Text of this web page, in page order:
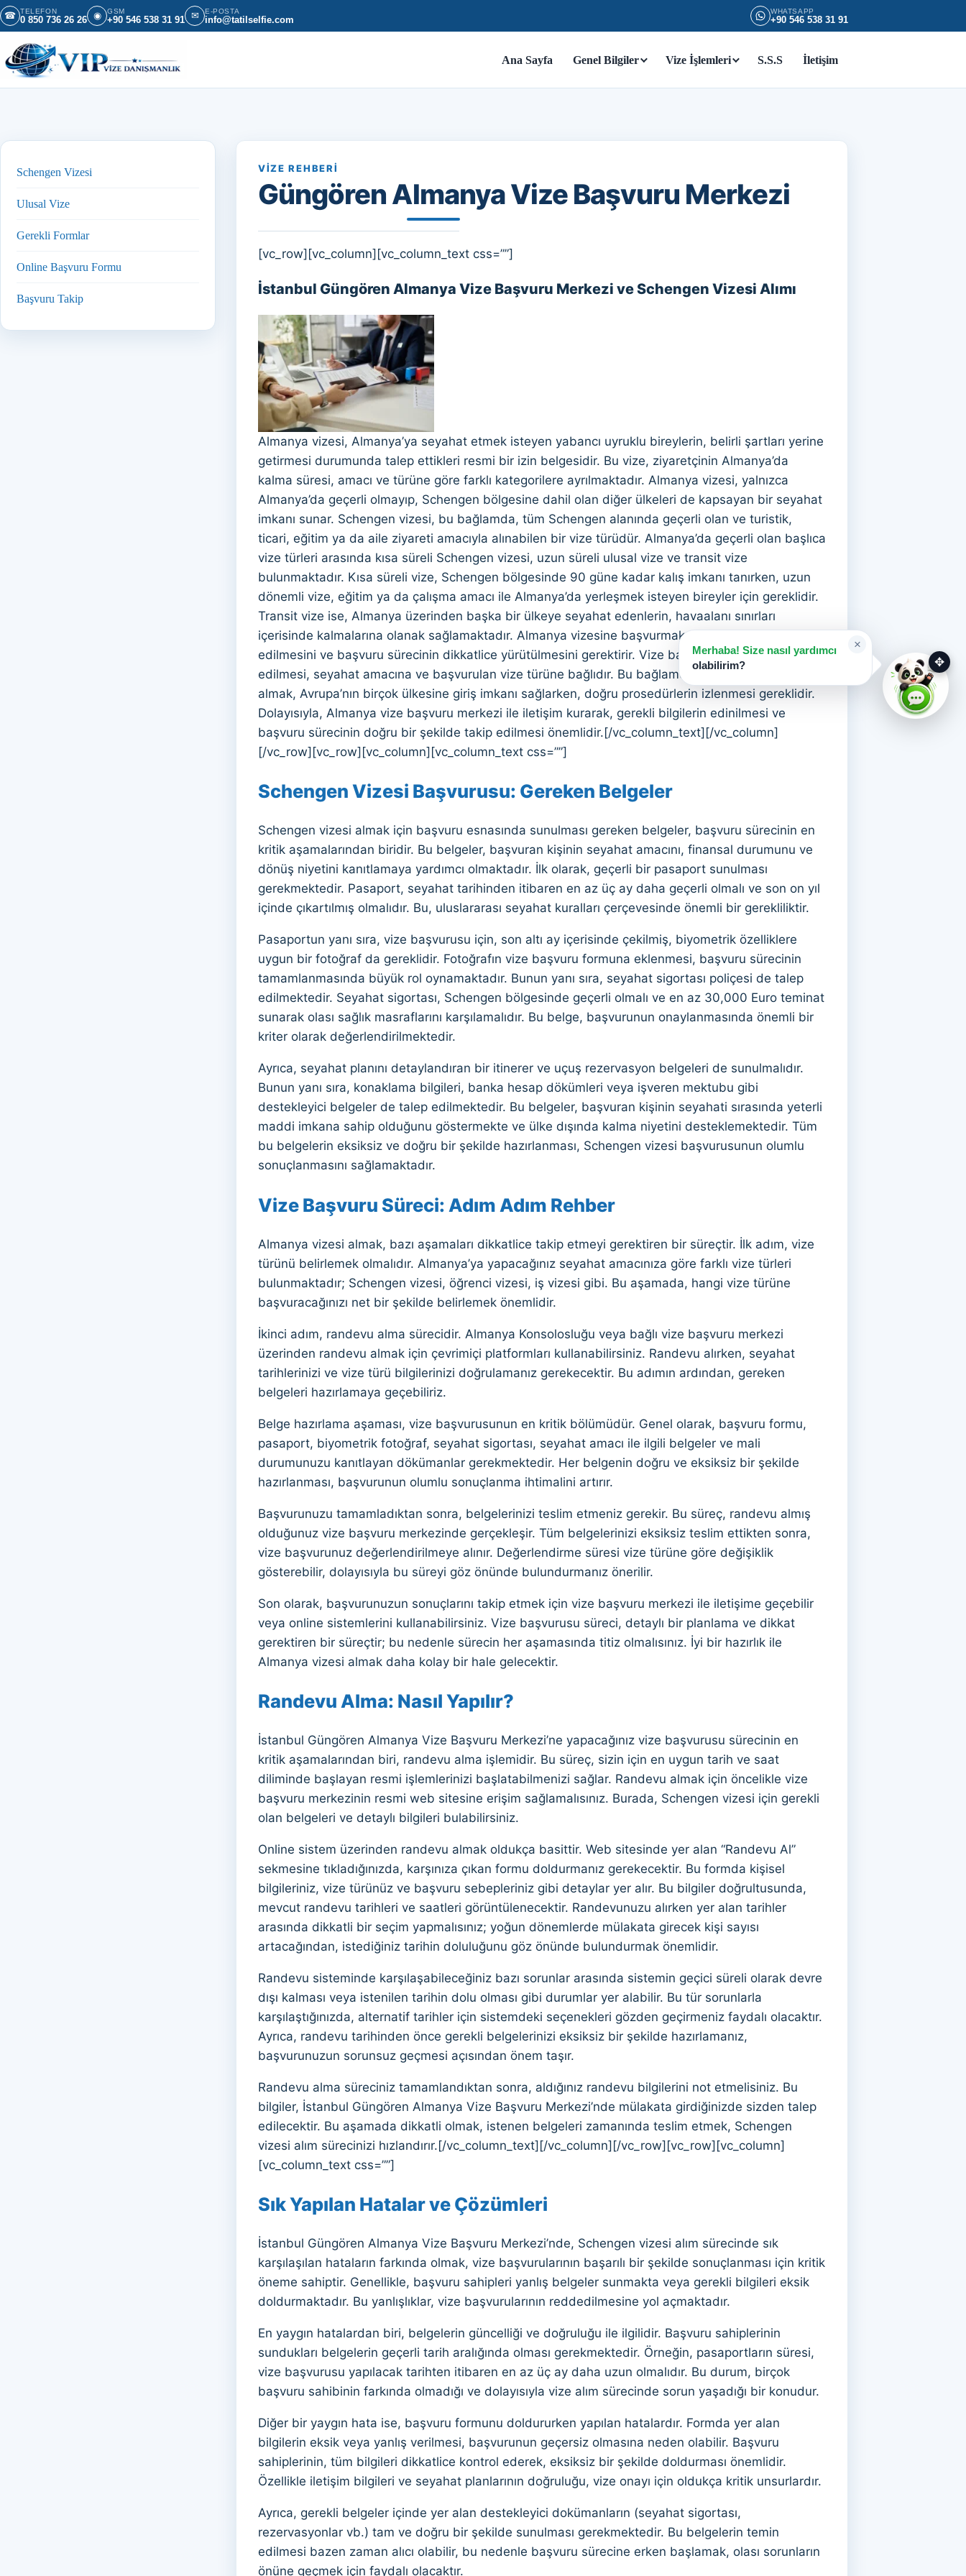
İçeriğe geç
☎ TELEFON
0 850 736 26 26 ◉ GSM
+90 546 538 31 91 ✉ E-POSTA
info@tatilselfie.com
WHATSAPP
+90 546 538 31 91
Ana Sayfa Genel Bilgiler Vize İşlemleri S.S.S İletişim
Schengen Vizesi
Ulusal Vize
Gerekli Formlar
Online Başvuru Formu
Başvuru Takip
VIZE REHBERI
Güngören Almanya Vize Başvuru Merkezi
[vc_row][vc_column][vc_column_text css=””]
İstanbul Güngören Almanya Vize Başvuru Merkezi ve Schengen Vizesi Alımı
Almanya vizesi, Almanya’ya seyahat etmek isteyen yabancı uyruklu bireylerin, belirli şartları yerine
getirmesi durumunda talep ettikleri resmi bir izin belgesidir. Bu vize, ziyaretçinin Almanya’da
kalma süresi, amacı ve türüne göre farklı kategorilere ayrılmaktadır. Almanya vizesi, yalnızca
Almanya’da geçerli olmayıp, Schengen bölgesine dahil olan diğer ülkeleri de kapsayan bir seyahat
imkanı sunar. Schengen vizesi, bu bağlamda, tüm Schengen alanında geçerli olan ve turistik,
ticari, eğitim ya da aile ziyareti amacıyla alınabilen bir vize türüdür. Almanya’da geçerli olan başlıca
vize türleri arasında kısa süreli Schengen vizesi, uzun süreli ulusal vize ve transit vize
bulunmaktadır. Kısa süreli vize, Schengen bölgesinde 90 güne kadar kalış imkanı tanırken, uzun
dönemli vize, eğitim ya da çalışma amacı ile Almanya’da yerleşmek isteyen bireyler için gereklidir.
Transit vize ise, Almanya üzerinden başka bir ülkeye seyahat edenlerin, havaalanı sınırları
içerisinde kalmalarına olanak sağlamaktadır. Almanya vizesine başvurmak, belirli belgelerin temin
edilmesini ve başvuru sürecinin dikkatlice yürütülmesini gerektirir. Vize başvurusunun kabul
edilmesi, seyahat amacına ve başvurulan vize türüne bağlıdır. Bu bağlamda, Schengen vizesi
almak, Avrupa’nın birçok ülkesine giriş imkanı sağlarken, doğru prosedürlerin izlenmesi gereklidir.
Dolayısıyla, Almanya vize başvuru merkezi ile iletişim kurarak, gerekli bilgilerin edinilmesi ve
başvuru sürecinin doğru bir şekilde takip edilmesi önemlidir.[/vc_column_text][/vc_column]
[/vc_row][vc_row][vc_column][vc_column_text css=””]
Schengen Vizesi Başvurusu: Gereken Belgeler
Schengen vizesi almak için başvuru esnasında sunulması gereken belgeler, başvuru sürecinin en
kritik aşamalarından biridir. Bu belgeler, başvuran kişinin seyahat amacını, finansal durumunu ve
dönüş niyetini kanıtlamaya yardımcı olmaktadır. İlk olarak, geçerli bir pasaport sunulması
gerekmektedir. Pasaport, seyahat tarihinden itibaren en az üç ay daha geçerli olmalı ve son on yıl
içinde çıkartılmış olmalıdır. Bu, uluslararası seyahat kuralları çerçevesinde önemli bir gerekliliktir.
Pasaportun yanı sıra, vize başvurusu için, son altı ay içerisinde çekilmiş, biyometrik özelliklere
uygun bir fotoğraf da gereklidir. Fotoğrafın vize başvuru formuna eklenmesi, başvuru sürecinin
tamamlanmasında büyük rol oynamaktadır. Bunun yanı sıra, seyahat sigortası poliçesi de talep
edilmektedir. Seyahat sigortası, Schengen bölgesinde geçerli olmalı ve en az 30,000 Euro teminat
sunarak olası sağlık masraflarını karşılamalıdır. Bu belge, başvurunun onaylanmasında önemli bir
kriter olarak değerlendirilmektedir.
Ayrıca, seyahat planını detaylandıran bir itinerer ve uçuş rezervasyon belgeleri de sunulmalıdır.
Bunun yanı sıra, konaklama bilgileri, banka hesap dökümleri veya işveren mektubu gibi
destekleyici belgeler de talep edilmektedir. Bu belgeler, başvuran kişinin seyahati sırasında yeterli
maddi imkana sahip olduğunu göstermekte ve ülke dışında kalma niyetini desteklemektedir. Tüm
bu belgelerin eksiksiz ve doğru bir şekilde hazırlanması, Schengen vizesi başvurusunun olumlu
sonuçlanmasını sağlamaktadır.
Vize Başvuru Süreci: Adım Adım Rehber
Almanya vizesi almak, bazı aşamaları dikkatlice takip etmeyi gerektiren bir süreçtir. İlk adım, vize
türünü belirlemek olmalıdır. Almanya’ya yapacağınız seyahat amacınıza göre farklı vize türleri
bulunmaktadır; Schengen vizesi, öğrenci vizesi, iş vizesi gibi. Bu aşamada, hangi vize türüne
başvuracağınızı net bir şekilde belirlemek önemlidir.
İkinci adım, randevu alma sürecidir. Almanya Konsolosluğu veya bağlı vize başvuru merkezi
üzerinden randevu almak için çevrimiçi platformları kullanabilirsiniz. Randevu alırken, seyahat
tarihlerinizi ve vize türü bilgilerinizi doğrulamanız gerekecektir. Bu adımın ardından, gereken
belgeleri hazırlamaya geçebiliriz.
Belge hazırlama aşaması, vize başvurusunun en kritik bölümüdür. Genel olarak, başvuru formu,
pasaport, biyometrik fotoğraf, seyahat sigortası, seyahat amacı ile ilgili belgeler ve mali
durumunuzu kanıtlayan dökümanlar gerekmektedir. Her belgenin doğru ve eksiksiz bir şekilde
hazırlanması, başvurunun olumlu sonuçlanma ihtimalini artırır.
Başvurunuzu tamamladıktan sonra, belgelerinizi teslim etmeniz gerekir. Bu süreç, randevu almış
olduğunuz vize başvuru merkezinde gerçekleşir. Tüm belgelerinizi eksiksiz teslim ettikten sonra,
vize başvurunuz değerlendirilmeye alınır. Değerlendirme süresi vize türüne göre değişiklik
gösterebilir, dolayısıyla bu süreyi göz önünde bulundurmanız önerilir.
Son olarak, başvurunuzun sonuçlarını takip etmek için vize başvuru merkezi ile iletişime geçebilir
veya online sistemlerini kullanabilirsiniz. Vize başvurusu süreci, detaylı bir planlama ve dikkat
gerektiren bir süreçtir; bu nedenle sürecin her aşamasında titiz olmalısınız. İyi bir hazırlık ile
Almanya vizesi almak daha kolay bir hale gelecektir.
Randevu Alma: Nasıl Yapılır?
İstanbul Güngören Almanya Vize Başvuru Merkezi’ne yapacağınız vize başvurusu sürecinin en
kritik aşamalarından biri, randevu alma işlemidir. Bu süreç, sizin için en uygun tarih ve saat
diliminde başlayan resmi işlemlerinizi başlatabilmenizi sağlar. Randevu almak için öncelikle vize
başvuru merkezinin resmi web sitesine erişim sağlamalısınız. Burada, Schengen vizesi için gerekli
olan belgeleri ve detaylı bilgileri bulabilirsiniz.
Online sistem üzerinden randevu almak oldukça basittir. Web sitesinde yer alan “Randevu Al”
sekmesine tıkladığınızda, karşınıza çıkan formu doldurmanız gerekecektir. Bu formda kişisel
bilgileriniz, vize türünüz ve başvuru sebepleriniz gibi detaylar yer alır. Bu bilgiler doğrultusunda,
mevcut randevu tarihleri ve saatleri görüntülenecektir. Randevunuzu alırken yer alan tarihler
arasında dikkatli bir seçim yapmalısınız; yoğun dönemlerde mülakata girecek kişi sayısı
artacağından, istediğiniz tarihin doluluğunu göz önünde bulundurmak önemlidir.
Randevu sisteminde karşılaşabileceğiniz bazı sorunlar arasında sistemin geçici süreli olarak devre
dışı kalması veya istenilen tarihin dolu olması gibi durumlar yer alabilir. Bu tür sorunlarla
karşılaştığınızda, alternatif tarihler için sistemdeki seçenekleri gözden geçirmeniz faydalı olacaktır.
Ayrıca, randevu tarihinden önce gerekli belgelerinizi eksiksiz bir şekilde hazırlamanız,
başvurunuzun sorunsuz geçmesi açısından önem taşır.
Randevu alma süreciniz tamamlandıktan sonra, aldığınız randevu bilgilerini not etmelisiniz. Bu
bilgiler, İstanbul Güngören Almanya Vize Başvuru Merkezi’nde mülakata girdiğinizde sizden talep
edilecektir. Bu aşamada dikkatli olmak, istenen belgeleri zamanında teslim etmek, Schengen
vizesi alım sürecinizi hızlandırır.[/vc_column_text][/vc_column][/vc_row][vc_row][vc_column]
[vc_column_text css=””]
Sık Yapılan Hatalar ve Çözümleri
İstanbul Güngören Almanya Vize Başvuru Merkezi’nde, Schengen vizesi alım sürecinde sık
karşılaşılan hataların farkında olmak, vize başvurularının başarılı bir şekilde sonuçlanması için kritik
öneme sahiptir. Genellikle, başvuru sahipleri yanlış belgeler sunmakta veya gerekli bilgileri eksik
doldurmaktadır. Bu yanlışlıklar, vize başvurularının reddedilmesine yol açmaktadır.
En yaygın hatalardan biri, belgelerin güncelliği ve doğruluğu ile ilgilidir. Başvuru sahiplerinin
sundukları belgelerin geçerli tarih aralığında olması gerekmektedir. Örneğin, pasaportların süresi,
vize başvurusu yapılacak tarihten itibaren en az üç ay daha uzun olmalıdır. Bu durum, birçok
başvuru sahibinin farkında olmadığı ve dolayısıyla vize alım sürecinde sorun yaşadığı bir konudur.
Diğer bir yaygın hata ise, başvuru formunu doldururken yapılan hatalardır. Formda yer alan
bilgilerin eksik veya yanlış verilmesi, başvurunun geçersiz olmasına neden olabilir. Başvuru
sahiplerinin, tüm bilgileri dikkatlice kontrol ederek, eksiksiz bir şekilde doldurması önemlidir.
Özellikle iletişim bilgileri ve seyahat planlarının doğruluğu, vize onayı için oldukça kritik unsurlardır.
Ayrıca, gerekli belgeler içinde yer alan destekleyici dokümanların (seyahat sigortası,
rezervasyonlar vb.) tam ve doğru bir şekilde sunulması gerekmektedir. Bu belgelerin temin
edilmesi bazen zaman alıcı olabilir, bu nedenle başvuru sürecine erken başlamak, olası sorunların
önüne geçmek için faydalı olacaktır.
Merhaba! Size nasıl yardımcı
olabilirim?
×
✥